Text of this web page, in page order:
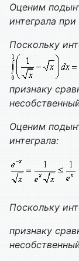
Оценим
интеграла при
Поскольку
признаку
Оценим
интеграла:
Поскольку
признаку